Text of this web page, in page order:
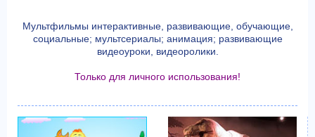
Мультфильмы интерактивные, развивающие, обучающие,
социальные; мультсериалы; анимация; развивающие
видеоуроки, видеоролики.
Только для личного использования!